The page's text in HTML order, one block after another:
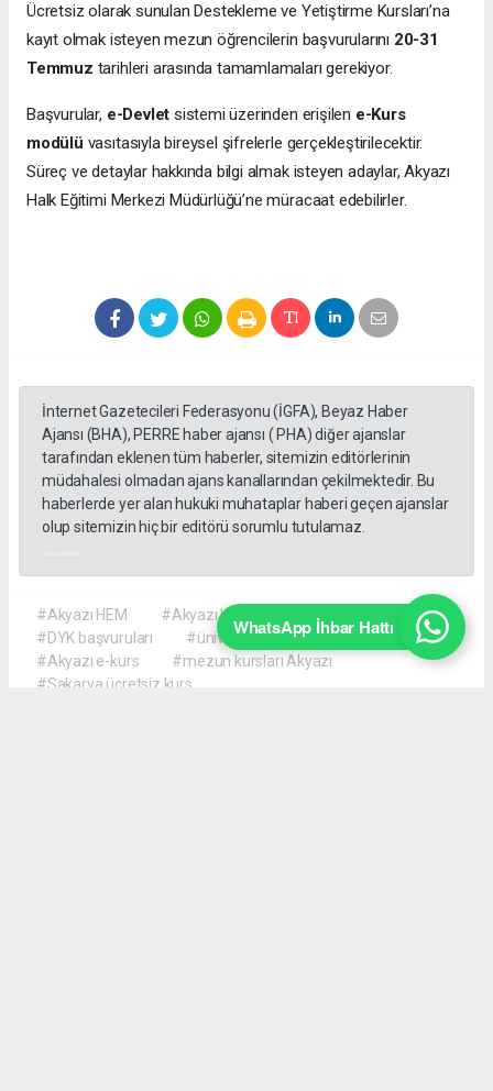
Ücretsiz olarak sunulan Destekleme ve Yetiştirme Kursları’na
kayıt olmak isteyen mezun öğrencilerin başvurularını 20-31
Temmuz tarihleri arasında tamamlamaları gerekiyor.
Başvurular, e-Devlet sistemi üzerinden erişilen e-Kurs
modülü vasıtasıyla bireysel şifrelerle gerçekleştirilecektir.
Süreç ve detaylar hakkında bilgi almak isteyen adaylar, Akyazı
Halk Eğitimi Merkezi Müdürlüğü’ne müracaat edebilirler.
İnternet Gazetecileri Federasyonu (İGFA), Beyaz Haber
Ajansı (BHA), PERRE haber ajansı ( PHA) diğer ajanslar
tarafından eklenen tüm haberler, sitemizin editörlerinin
müdahalesi olmadan ajans kanallarından çekilmektedir. Bu
haberlerde yer alan hukuki muhataplar haberi geçen ajanslar
olup sitemizin hiç bir editörü sorumlu tutulamaz.
#Akyazı HEM
#Akyazı Halk Eğitimi Merkezi
#DYK başvuruları
#üniversite hazırlık kursu
#Akyazı e-kurs
#mezun kursları Akyazı
#Sakarya ücretsiz kurs
WhatsApp İhbar Hattı